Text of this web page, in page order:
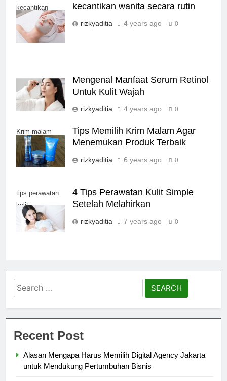
kecantikan
wanita
kecantikan wanita secara rutin
rizkyaditia 4 years ago 0
Mengenal Manfaat Serum Retinol
Untuk Kulit Wajah
rizkyaditia 4 years ago 0
Krim malam
Tips Memilih Krim Malam Agar
Menemukan Produk Terbaik
rizkyaditia 6 years ago 0
tips perawatan
kulit
4 Tips Perawatan Kulit Simple
Setelah Melahirkan
rizkyaditia 7 years ago 0
Search
for:
Recent Post
Alasan Mengapa Harus Memilih Digital Agency Jakarta
untuk Mendukung Pertumbuhan Bisnis